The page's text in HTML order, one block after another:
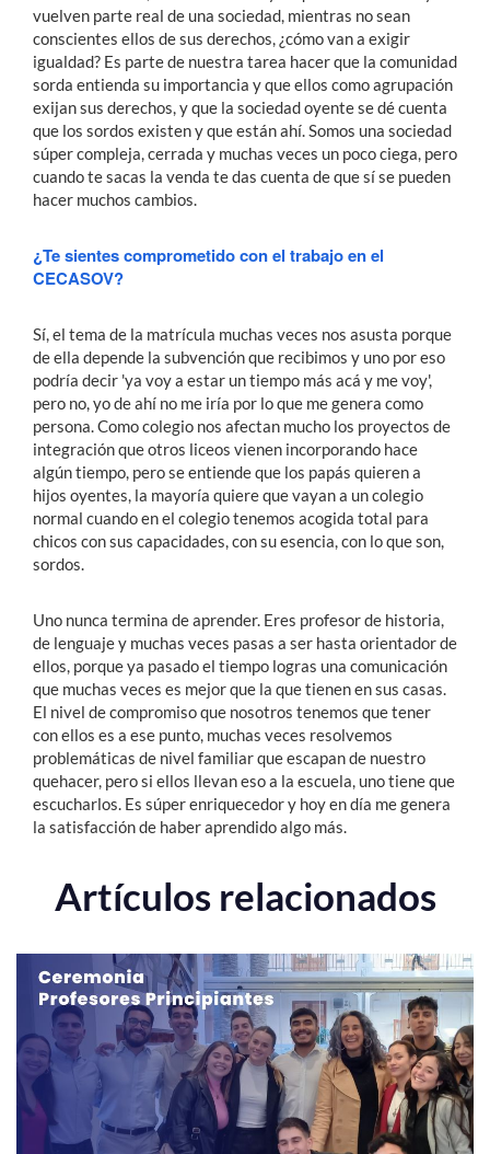
vuelven parte real de una sociedad, mientras no sean
conscientes ellos de sus derechos, ¿cómo van a exigir
igualdad? Es parte de nuestra tarea hacer que la comunidad
sorda entienda su importancia y que ellos como agrupación
exijan sus derechos, y que la sociedad oyente se dé cuenta
que los sordos existen y que están ahí. Somos una sociedad
súper compleja, cerrada y muchas veces un poco ciega, pero
cuando te sacas la venda te das cuenta de que sí se pueden
hacer muchos cambios.
¿Te sientes comprometido con el trabajo en el
CECASOV?
Sí, el tema de la matrícula muchas veces nos asusta porque
de ella depende la subvención que recibimos y uno por eso
podría decir 'ya voy a estar un tiempo más acá y me voy',
pero no, yo de ahí no me iría por lo que me genera como
persona. Como colegio nos afectan mucho los proyectos de
integración que otros liceos vienen incorporando hace
algún tiempo, pero se entiende que los papás quieren a
hijos oyentes, la mayoría quiere que vayan a un colegio
normal cuando en el colegio tenemos acogida total para
chicos con sus capacidades, con su esencia, con lo que son,
sordos.
Uno nunca termina de aprender. Eres profesor de historia,
de lenguaje y muchas veces pasas a ser hasta orientador de
ellos, porque ya pasado el tiempo logras una comunicación
que muchas veces es mejor que la que tienen en sus casas.
El nivel de compromiso que nosotros tenemos que tener
con ellos es a ese punto, muchas veces resolvemos
problemáticas de nivel familiar que escapan de nuestro
quehacer, pero si ellos llevan eso a la escuela, uno tiene que
escucharlos. Es súper enriquecedor y hoy en día me genera
la satisfacción de haber aprendido algo más.
Artículos relacionados